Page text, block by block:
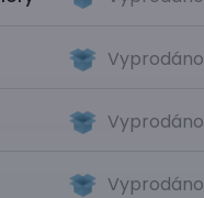
Vyprodáno
Vyprodáno
Vyprodáno